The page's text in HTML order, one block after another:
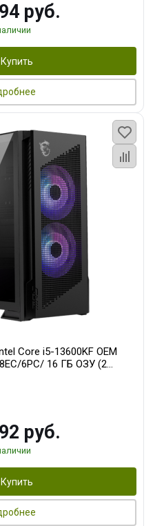
руб.
Купить
Core i5-13600KF OEM
6PC/ 16 ГБ ОЗУ (2
OC 16GB GDDR7
руб.
Купить